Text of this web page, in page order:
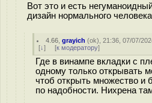
Вот это и есть
дизайн нормального
4.66 ,grayich (ok), 21:36, 07/07/
[↓] [к модератору]
Где в винампе вкладки с
одному только открывать
чтоб открыть множество и
по надобности. Нихрена